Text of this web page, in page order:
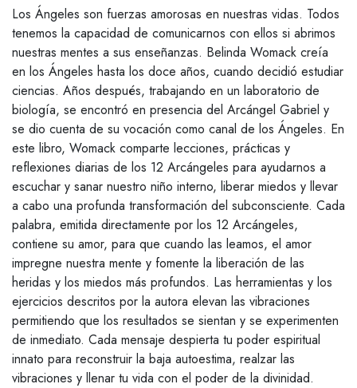
Los Ángeles son fuerzas amorosas en nuestras vidas. Todos
tenemos la capacidad de comunicarnos con ellos si abrimos
nuestras mentes a sus enseñanzas. Belinda Womack creía
en los Ángeles hasta los doce años, cuando decidió estudiar
ciencias. Años después, trabajando en un laboratorio de
biología, se encontró en presencia del Arcángel Gabriel y
se dio cuenta de su vocación como canal de los Ángeles. En
este libro, Womack comparte lecciones, prácticas y
reflexiones diarias de los 12 Arcángeles para ayudarnos a
escuchar y sanar nuestro niño interno, liberar miedos y llevar
a cabo una profunda transformación del subconsciente. Cada
palabra, emitida directamente por los 12 Arcángeles,
contiene su amor, para que cuando las leamos, el amor
impregne nuestra mente y fomente la liberación de las
heridas y los miedos más profundos. Las herramientas y los
ejercicios descritos por la autora elevan las vibraciones
permitiendo que los resultados se sientan y se experimenten
de inmediato. Cada mensaje despierta tu poder espiritual
innato para reconstruir la baja autoestima, realzar las
vibraciones y llenar tu vida con el poder de la divinidad.